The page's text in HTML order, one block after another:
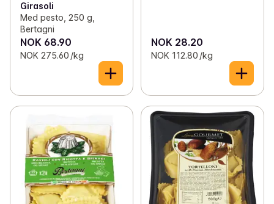
Girasoli
Med pesto, 250 g,
Bertagni
NOK 68.90
NOK 275.60 /kg
NOK 28.20
NOK 112.80 /kg